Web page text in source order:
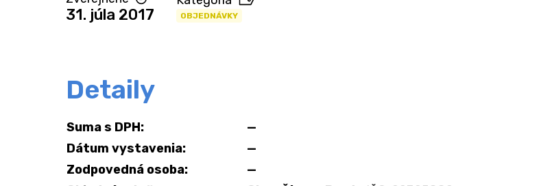
31. júla 2017 OBJEDNÁVKY
Detaily
Suma s DPH:
—
Dátum vystavenia:
—
Zodpovedná osoba:
—